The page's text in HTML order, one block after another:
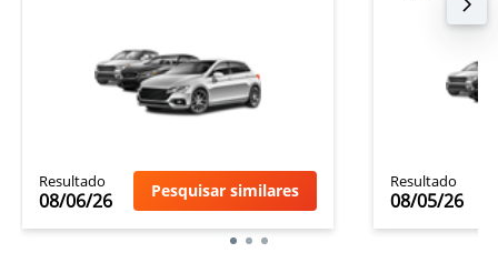
Resultado
08/06/26 Pesquisar similares Resultado
08/05/26